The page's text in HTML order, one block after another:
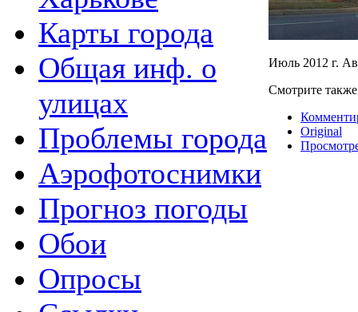
Карты города
Общая инф. о
улицах
Проблемы города
Аэрофотоснимки
Прогноз погоды
Обои
Опросы
Июль 2012 г.
Смотрите
Original